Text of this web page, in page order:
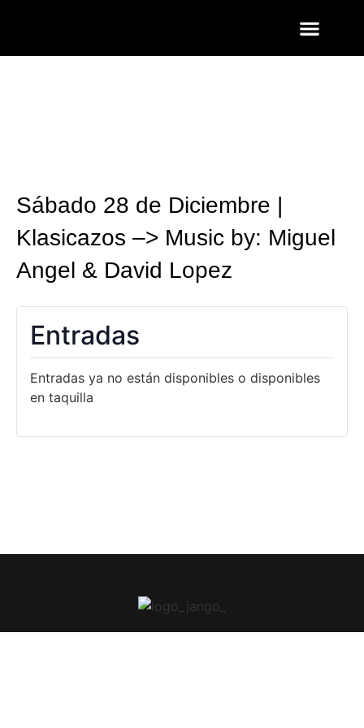
Sábado 28 de Diciembre |
Klasicazos –> Music by: Miguel
Angel & David Lopez
Entradas
Entradas ya no están disponibles o disponibles
en taquilla